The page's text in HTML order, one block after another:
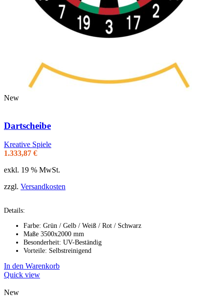
New
Dartscheibe
Kreative Spiele
1.333,87 €
exkl. 19 % MwSt.
zzgl. Versandkosten
Details:
Farbe: Grün / Gelb / Weiß / Rot / Schwarz
Maße 3500x2000 mm
Besonderheit: UV-Beständig
Vorteile: Selbstreinigend
In den Warenkorb
Quick view
New